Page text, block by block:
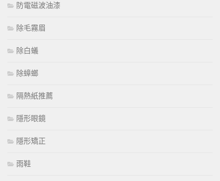
防電磁波油漆
除毛霧眉
除白蟻
除蟑螂
隔熱紙推薦
隱形眼鏡
隱形矯正
雨鞋